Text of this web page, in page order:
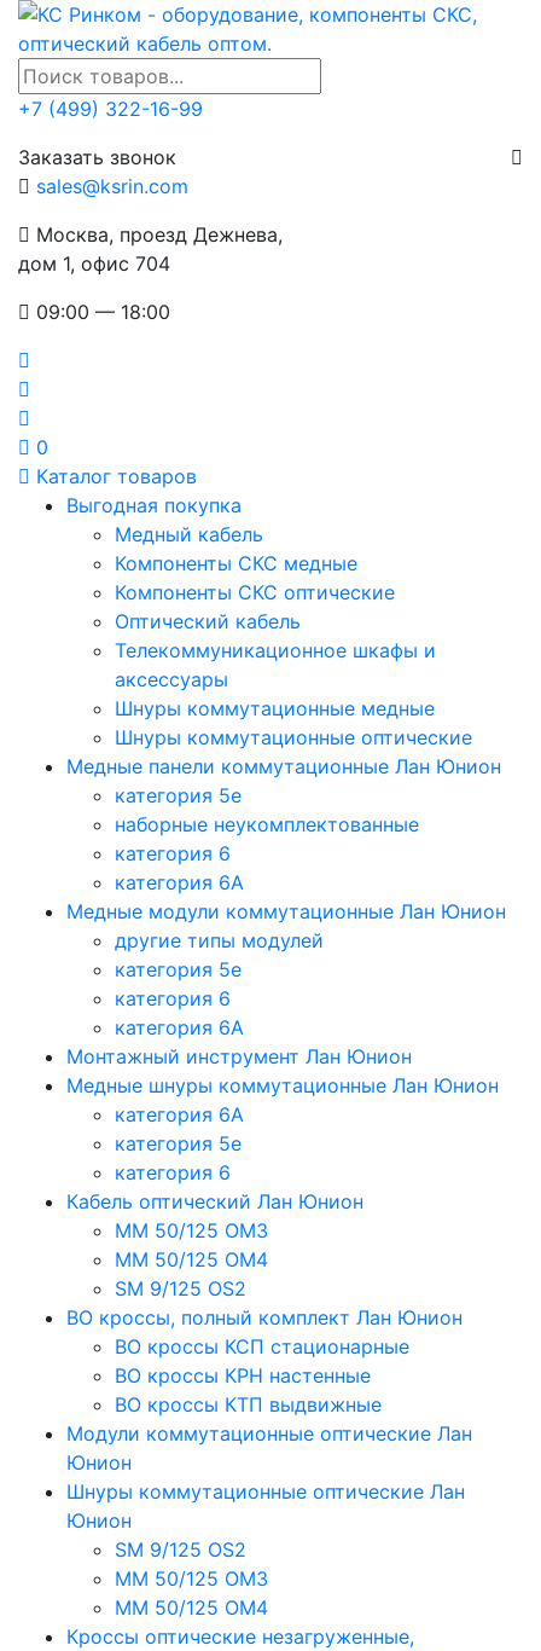
+7 (499) 322-16-99
Заказать звонок
sales@ksrin.com
Москва, проезд Дежнева,
дом 1, офис 704
09:00 — 18:00
0
Каталог товаров
Выгодная покупка
Медный кабель
Компоненты СКС медные
Компоненты СКС оптические
Оптический кабель
Телекоммуникационное шкафы и
аксессуары
Шнуры коммутационные медные
Шнуры коммутационные оптические
Медные панели коммутационные Лан Юнион
категория 5e
наборные неукомплектованные
категория 6
категория 6A
Медные модули коммутационные Лан Юнион
другие типы модулей
категория 5е
категория 6
категория 6A
Монтажный инструмент Лан Юнион
Медные шнуры коммутационные Лан Юнион
категория 6A
категория 5e
категория 6
Кабель оптический Лан Юнион
MM 50/125 OM3
MM 50/125 OM4
SM 9/125 OS2
ВО кроссы, полный комплект Лан Юнион
ВО кроссы КСП стационарные
ВО кроссы КРН настенные
ВО кроссы КТП выдвижные
Модули коммутационные оптические Лан
Юнион
Шнуры коммутационные оптические Лан
Юнион
SM 9/125 OS2
MM 50/125 OM3
MM 50/125 OM4
Кроссы оптические незагруженные,